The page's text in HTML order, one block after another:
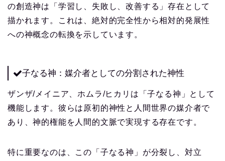
の創造神は「学習し、失敗し、改善する」存在として
描かれます。これは、絶対的完全性から相対的発展性
への神概念の転換を示しています。
子なる神：媒介者としての分割された神性
ザンザ/メイニア、ホムラ/ヒカリは「子なる神」として
機能します。彼らは原初的神性と人間世界の媒介者で
あり、神的権能を人間的文脈で実現する存在です。
特に重要なのは、この「子なる神」が分裂し、対立